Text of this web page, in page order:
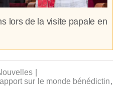
lors de la visite papale en
sur le monde bénédictin,